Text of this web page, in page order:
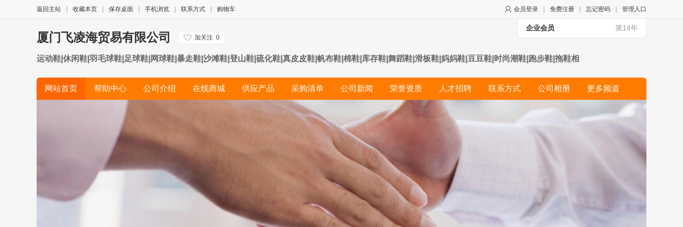
会员登录 免费注册 忘记密码 管理入口
返回主站 收藏本页 保存桌面 手机浏览 联系方式 购物车
企业会员 第14年
厦门飞凌海贸易有限公司 加关注 0
运动鞋|休闲鞋|羽毛球鞋|足球鞋|网球鞋|暴走鞋|沙滩鞋|登山鞋|硫化鞋|真皮皮鞋|帆布鞋|棉鞋|库存鞋|舞蹈鞋|滑板鞋|妈妈鞋|豆豆鞋|时尚潮鞋|跑步鞋|拖鞋相
网站首页 帮助中心 公司介绍 在线商城 供应产品 采购清单 公司新闻 荣誉资质 人才招聘 联系方式 公司相册 更多频道
公司视频